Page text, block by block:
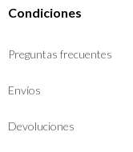
Condiciones
Preguntas frecuentes
Envíos
Devoluciones